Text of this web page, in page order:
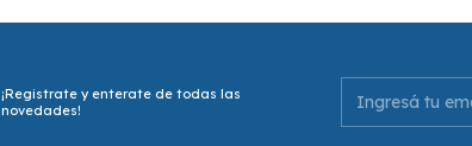
¡Registrate y enterate de todas las
novedades!